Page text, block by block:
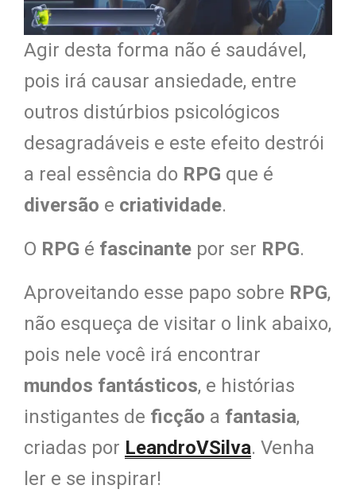
Agir desta forma não é saudável,
pois irá causar ansiedade, entre
outros distúrbios psicológicos
desagradáveis e este efeito destrói
a real essência do RPG que é
diversão e criatividade.
O RPG é fascinante por ser RPG.
Aproveitando esse papo sobre RPG,
não esqueça de visitar o link abaixo,
pois nele você irá encontrar
mundos fantásticos, e histórias
instigantes de ficção a fantasia,
criadas por LeandroVSilva. Venha
ler e se inspirar!